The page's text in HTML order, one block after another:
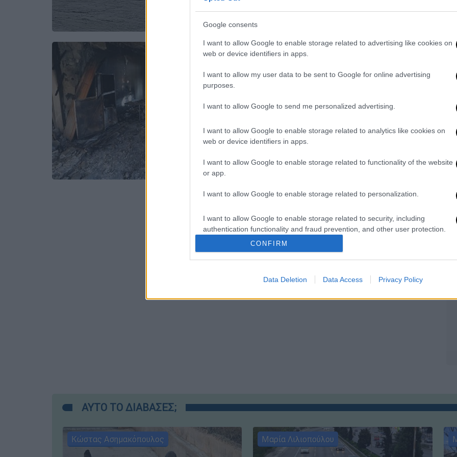
Google consents
I want to allow Google to enable storage related to advertising like cookies on
web or device identifiers in apps.
I want to allow my user data to be sent to Google for online advertising
purposes.
I want to allow Google to send me personalized advertising.
I want to allow Google to enable storage related to analytics like cookies on
web or device identifiers in apps.
I want to allow Google to enable storage related to functionality of the website
or app.
I want to allow Google to enable storage related to personalization.
I want to allow Google to enable storage related to security, including
authentication functionality and fraud prevention, and other user protection.
CONFIRM
Data Deletion Data Access Privacy Policy
καταδικασμένη!
Η Αρμενία δέχεται επίθεση
ΑΥΤΟ ΤΟ ΔΙΑΒΑΣΕΣ;
Κώστας Ασημακόπουλος Μαρία Λιλιοπούλου